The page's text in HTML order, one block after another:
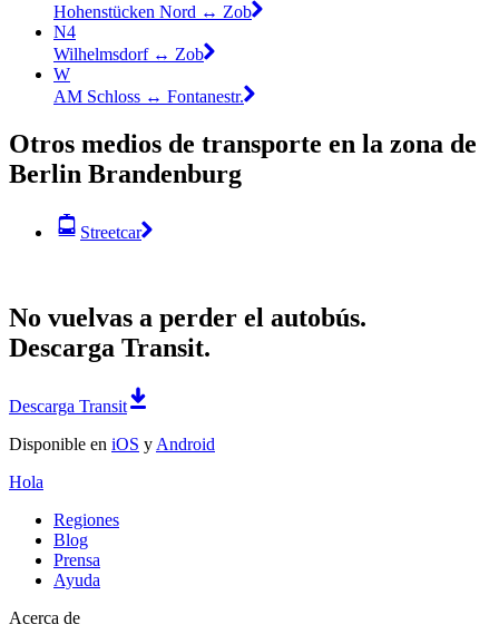
Hohenstücken Nord ↔︎ Zob
N4
Wilhelmsdorf ↔︎ Zob
W
AM Schloss ↔︎ Fontanestr.
Otros medios de transporte en la zona de
Berlin Brandenburg
Streetcar
No vuelvas a perder el autobús.
Descarga Transit.
Descarga Transit
Disponible en iOS y Android
Hola
Regiones
Blog
Prensa
Ayuda
Acerca de